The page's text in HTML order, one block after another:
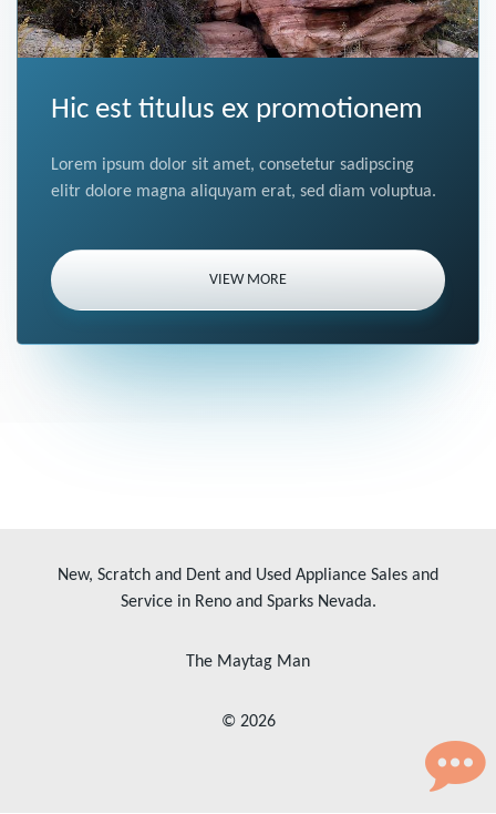
Hic est titulus ex promotionem
Lorem ipsum dolor sit amet, consetetur sadipscing
elitr dolore magna aliquyam erat, sed diam voluptua.
VIEW MORE
New, Scratch and Dent and Used Appliance Sales and
Service in Reno and Sparks Nevada.
The Maytag Man
© 2026